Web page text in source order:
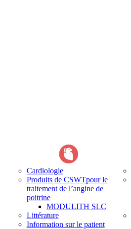
Cardiologie
Produits de CSWTpour le
traitement de l’angine de
poitrine
MODULITH SLC
Littérature
Information sur le patient